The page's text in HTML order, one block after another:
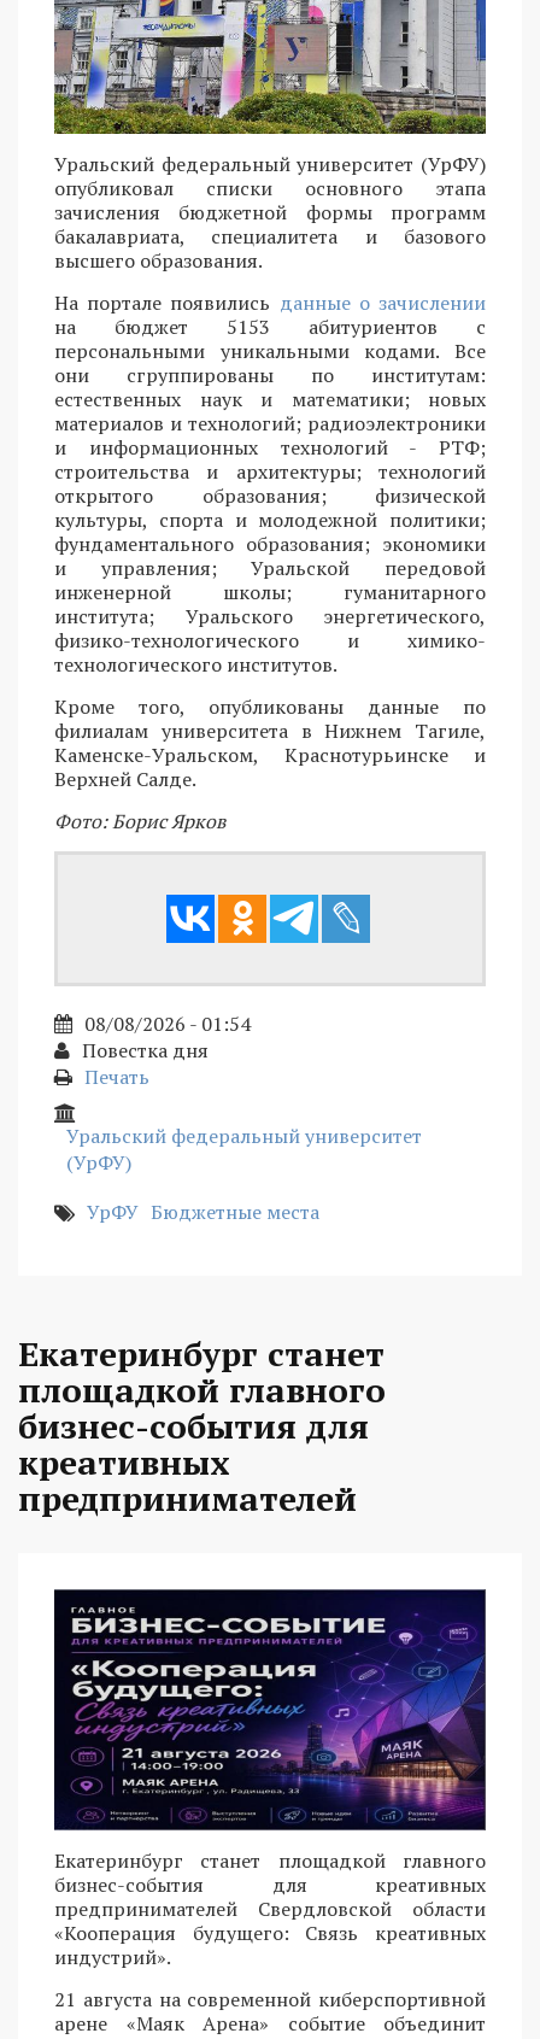
Уральский федеральный университет (УрФУ)
опубликовал списки основного этапа
зачисления бюджетной формы программ
бакалавриата, специалитета и базового
высшего образования.
На портале появились данные о зачислении
на бюджет 5153 абитуриентов с
персональными уникальными кодами. Все
они сгруппированы по институтам:
естественных наук и математики; новых
материалов и технологий; радиоэлектроники
и информационных технологий - РТФ;
строительства и архитектуры; технологий
открытого образования; физической
культуры, спорта и молодежной политики;
фундаментального образования; экономики
и управления; Уральской передовой
инженерной школы; гуманитарного
института; Уральского энергетического,
физико-технологического и химико-
технологического институтов.
Кроме того, опубликованы данные по
филиалам университета в Нижнем Тагиле,
Каменске-Уральском, Краснотурьинске и
Верхней Салде.
Фото: Борис Ярков
08/08/2026 - 01:54
Повестка дня
Печать
Уральский федеральный университет
(УрФУ)
УрФУ Бюджетные места
Екатеринбург станет
площадкой главного
бизнес-события для
креативных
предпринимателей
Екатеринбург станет площадкой главного
бизнес-события для креативных
предпринимателей Свердловской области
«Кооперация будущего: Связь креативных
индустрий».
21 августа на современной киберспортивной
арене «Маяк Арена» событие объединит